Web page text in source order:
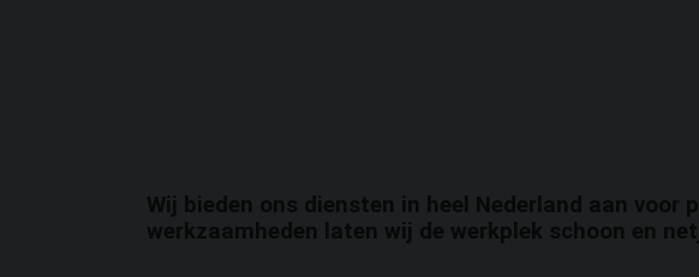
Wij bieden ons diensten in heel Nederland aan
werkzaamheden laten wij de werkplek schoon en